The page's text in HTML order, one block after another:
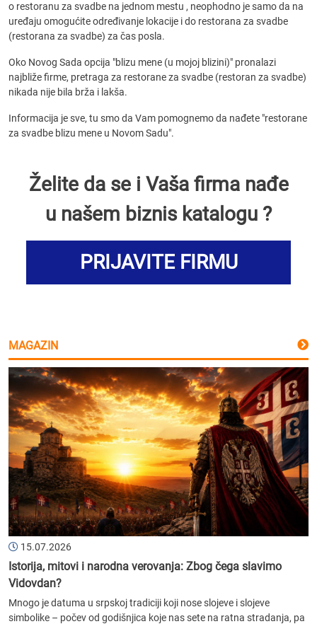
o restoranu za svadbe na jednom mestu , neophodno je samo da na
uređaju omogućite određivanje lokacije i do restorana za svadbe
(restorana za svadbe) za čas posla.
Oko Novog Sada opcija "blizu mene (u mojoj blizini)" pronalazi
najbliže firme, pretraga za restorane za svadbe (restoran za svadbe)
nikada nije bila brža i lakša.
Informacija je sve, tu smo da Vam pomognemo da nađete "restorane
za svadbe blizu mene u Novom Sadu".
Želite da se i Vaša firma nađe
u našem biznis katalogu ?
PRIJAVITE FIRMU
MAGAZIN
15.07.2026
Istorija, mitovi i narodna verovanja: Zbog čega slavimo
Vidovdan?
Mnogo je datuma u srpskoj tradiciji koji nose slojeve i slojeve
simbolike – počev od godišnjica koje nas sete na ratna stradanja, pa